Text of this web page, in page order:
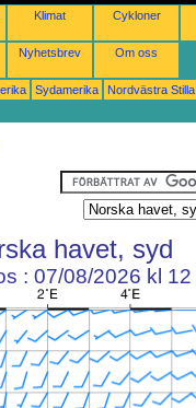
Klimat Cykloner
Nyhetsbrev Om oss
Sydamerika
Nordvästra
havet, syd
: 07/08/2026 kl